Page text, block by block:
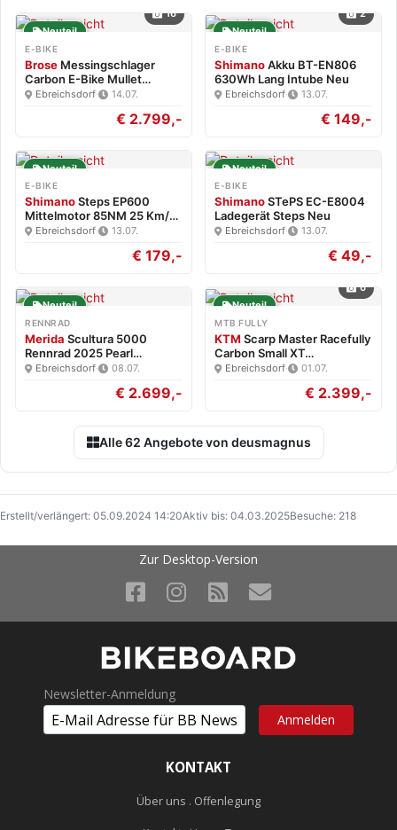
16
Neuteil
E-BIKE
Brose Messingschlager
Carbon E-Bike Mullet
Brose…
Ebreichsdorf· 14.07.
€ 2.799,-
2
Neuteil
E-BIKE
ShimanoAkku BT-EN806
630Wh Lang Intube Neu
Ebreichsdorf· 13.07.
€ 149,-
Neuteil
E-BIKE
ShimanoSteps EP600
Mittelmotor 85NM 25 Km/h
NeuEbreichsdorf· 13.07.
€ 179,-
Neuteil
E-BIKE
ShimanoSTePS EC-E8004
Ladegerät Steps Neu
Ebreichsdorf· 13.07.
€ 49,-
Neuteil
RENNRAD
Merida Scultura 5000
Rennrad 2025 Pearl
White/Blk…
Ebreichsdorf· 08.07.
€ 2.699,-
6
Neuteil
MTB FULLY
KTM Scarp Master Racefully
Carbon Small XT…
Ebreichsdorf· 01.07.
€ 2.399,-
Alle 62 Angebote von deusmagnus
Erstellt/verlängert: 05.09.2024 14:20Aktiv bis: 04.03.2025Besuche: 218
Zur Desktop-Version
Newsletter-Anmeldung
KONTAKT
Über uns . Offenlegung